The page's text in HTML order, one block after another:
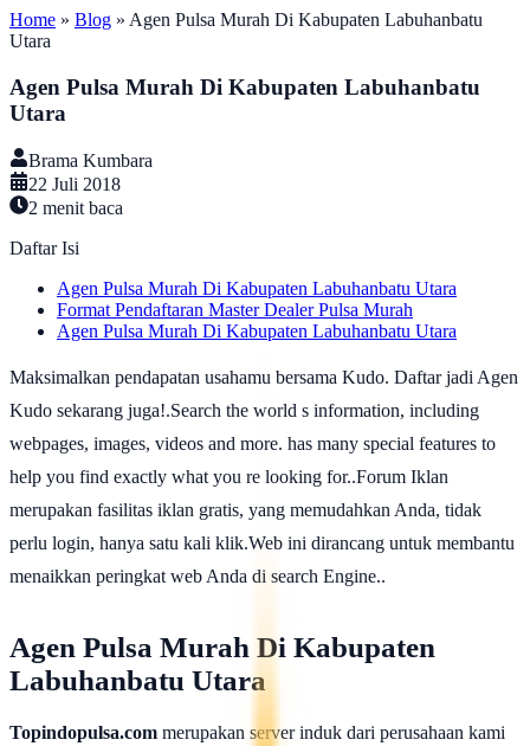
Home » Blog » Agen Pulsa Murah Di Kabupaten Labuhanbatu
Utara
Agen Pulsa Murah Di Kabupaten Labuhanbatu
Utara
Brama Kumbara
22 Juli 2018
2 menit baca
Daftar Isi
Agen Pulsa Murah Di Kabupaten Labuhanbatu Utara
Format Pendaftaran Master Dealer Pulsa Murah
Agen Pulsa Murah Di Kabupaten Labuhanbatu Utara
Maksimalkan pendapatan usahamu bersama Kudo. Daftar jadi Agen
Kudo sekarang juga!.Search the world s information, including
webpages, images, videos and more. has many special features to
help you find exactly what you re looking for..Forum Iklan
merupakan fasilitas iklan gratis, yang memudahkan Anda, tidak
perlu login, hanya satu kali klik.Web ini dirancang untuk membantu
menaikkan peringkat web Anda di search Engine..
Agen Pulsa Murah Di Kabupaten
Labuhanbatu Utara
Topindopulsa.com merupakan server induk dari perusahaan kami